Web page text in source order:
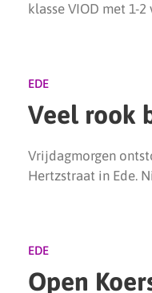
klasse VIOD met 1-2
EDE
Veel rook
Vrijdagmorgen
Hertzstraat in Ede.
EDE
Open